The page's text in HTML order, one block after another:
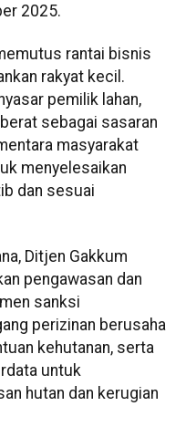
2025.
rantai bisnis
rakyat kecil.
pemilik lahan,
sebagai sasaran
masyarakat
menyelesaikan
dan sesuai
Ditjen Gakkum
pengawasan dan
sanksi
perizinan berusaha
kehutanan, serta
untuk
hutan dan kerugian